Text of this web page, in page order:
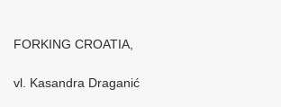
FORKING CROATIA,
vl. Kasandra Draganić